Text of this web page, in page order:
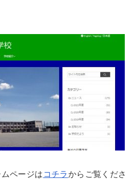
ページはコチラからご覧くださ